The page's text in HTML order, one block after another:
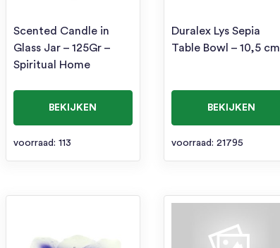
Scented Candle in
Glass Jar – 125Gr –
Spiritual Home
BEKIJKEN
voorraad: 113
Duralex Lys Sepia
Table Bowl – 10,5 cm
BEKIJKEN
voorraad: 21795